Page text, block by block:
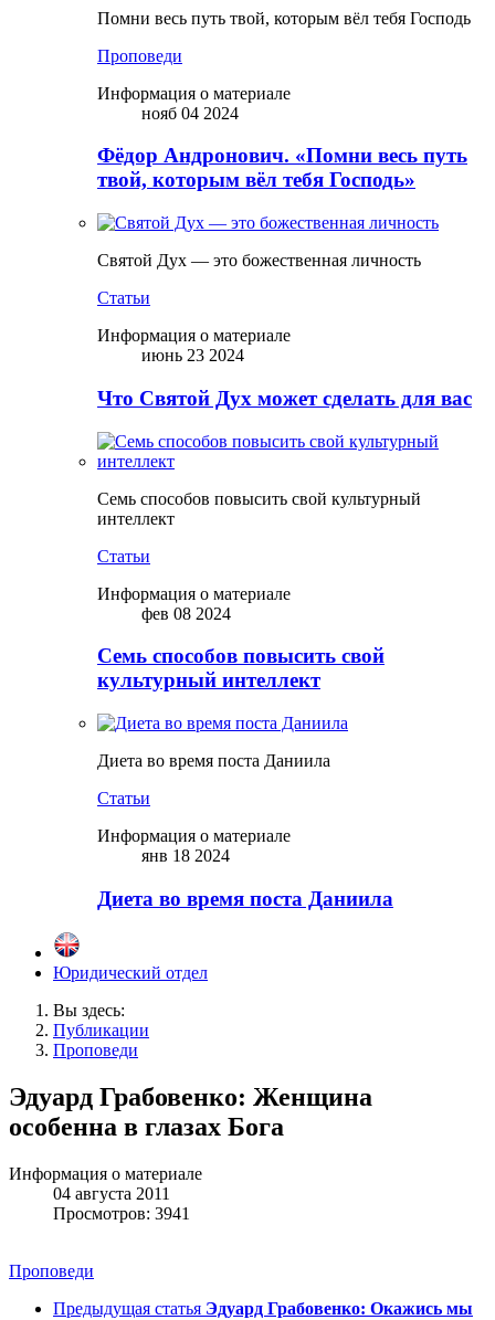
Помни весь путь твой, которым вёл тебя Господь
Проповеди
Информация о материале
нояб 04 2024
Фёдор Андронович. «Помни весь путь
твой, которым вёл тебя Господь»
Святой Дух — это божественная личность
Статьи
Информация о материале
июнь 23 2024
Что Святой Дух может сделать для вас
Семь способов повысить свой культурный
интеллект
Статьи
Информация о материале
фев 08 2024
Семь способов повысить свой
культурный интеллект
Диета во время поста Даниила
Статьи
Информация о материале
янв 18 2024
Диета во время поста Даниила
Юридический отдел
Вы здесь:
Публикации
Проповеди
Эдуард Грабовенко: Женщина
особенна в глазах Бога
Информация о материале
04 августа 2011
Просмотров: 3941
Проповеди
Предыдущая статья Эдуард Грабовенко: Окажись мы